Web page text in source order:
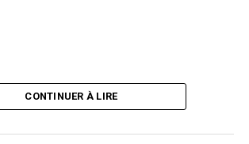
CONTINUER À LIRE